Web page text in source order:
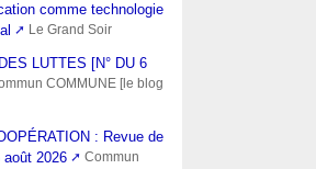
comme technologie
Le Grand Soir
LUTTES [N° DU 6
COMMUNE [le blog
: Revue de
2026
Commun